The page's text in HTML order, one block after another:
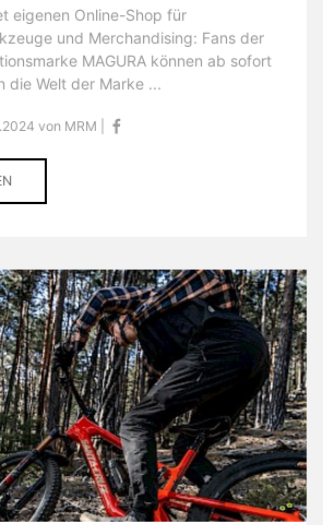
eigenen Online-Shop für
und Merchandising: Fans der
MAGURA können ab sofort
die Welt der Marke ...
von MRM |